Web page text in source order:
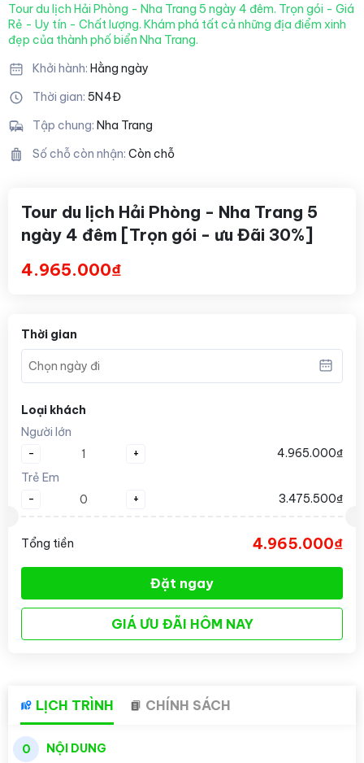
Tour du lịch Hải Phòng - Nha Trang 5 ngày 4 đêm. Trọn gói - Giá
Rẻ - Uy tín - Chất lượng. Khám phá tất cả những địa điểm xinh
đẹp của thành phố biển Nha Trang.
Khởi hành: Hằng ngày
Thời gian: 5N4Đ
Tập chung: Nha Trang
Số chỗ còn nhận: Còn chỗ
Tour du lịch Hải Phòng - Nha Trang 5
ngày 4 đêm [Trọn gói - ưu Đãi 30%]
4.965.000₫
Thời gian
Loại khách
Người lớn
-
+
4.965.000₫
Trẻ Em
-
+ 3.475.500₫
Tổng tiền 4.965.000₫
Đặt ngay
GIÁ ƯU ĐÃI HÔM NAY
LỊCH TRÌNH CHÍNH SÁCH
0 NỘI DUNG